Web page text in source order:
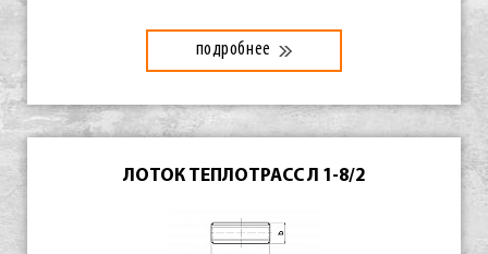
подробнее
ЛОТОК ТЕПЛОТРАСС Л 1-8/2